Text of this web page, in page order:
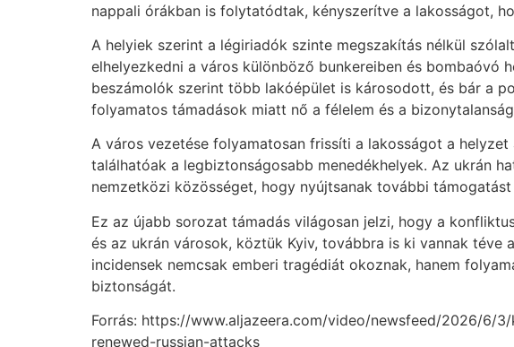
nappali órákban is folytatódtak, kényszerítve a lakosságot,
A helyiek szerint a légiriadók szinte megszakítás nélkül
elhelyezkedni a város különböző bunkereiben és bombaóvó
beszámolók szerint több lakóépület is károsodott, és bár a
folyamatos támadások miatt nő a félelem és a
A város vezetése folyamatosan frissíti a lakosságot a
találhatóak a legbiztonságosabb menedékhelyek. Az ukrán
nemzetközi közösséget, hogy nyújtsanak további
Ez az újabb sorozat támadás világosan jelzi, hogy a
és az ukrán városok, köztük Kyiv, továbbra is ki vannak téve
incidensek nemcsak emberi tragédiát okoznak, hanem
biztonságát.
Forrás: https://www.aljazeera.com/video/newsfeed/2026/6/
renewed-russian-attacks